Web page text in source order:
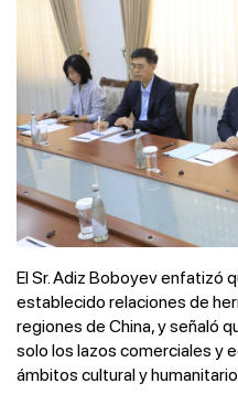
El Sr. Adiz Boboyev enfatizó
establecido relaciones de
regiones de China, y señaló
solo los lazos comerciales y
ámbitos cultural y